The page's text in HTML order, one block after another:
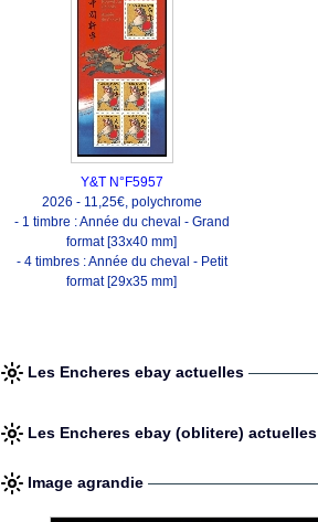
Y&T N°F5957
2026 - 11,25€, polychrome
- 1 timbre : Année du cheval - Grand
format [33x40 mm]
- 4 timbres : Année du cheval - Petit
format [29x35 mm]
Les Encheres ebay actuelles
Les Encheres ebay (oblitere) actuelles
Image agrandie